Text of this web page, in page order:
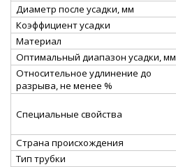
Диаметр после усадки, мм
Коэффициент усадки
Материал
Оптимальный диапазон усадки, мм
Относительное удлинение до
разрыва, не менее %
Специальные свойства
Страна происхождения
Тип трубки